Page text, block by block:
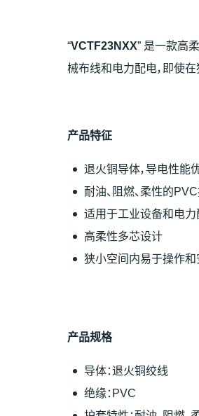
“VCTF23NXX” 是一款高
械布线和电力配电，即使
产品特征
退火铜导体，导电性能
耐油、阻燃、柔性的
适用于工业设备和电力
高柔性多芯设计
狭小空间内易于操作和
产品规格
导体：退火铜绞线
绝缘：PVC